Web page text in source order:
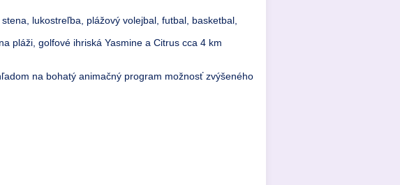
lukostreľba, plážový volejbal, futbal, basketbal,
pláži, golfové ihriská Yasmine a Citrus cca 4 km
na bohatý animačný program možnosť zvýšeného